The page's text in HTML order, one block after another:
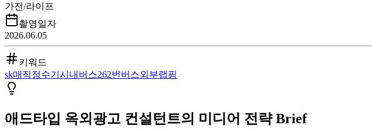
가전/라이프
촬영일자
2026.06.05
키워드
sk매직정수기 시내버스262번 버스외부랩핑
애드타입 옥외광고 컨설턴트의 미디어 전략 Brief